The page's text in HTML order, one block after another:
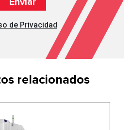
de Privacidad
relacionados